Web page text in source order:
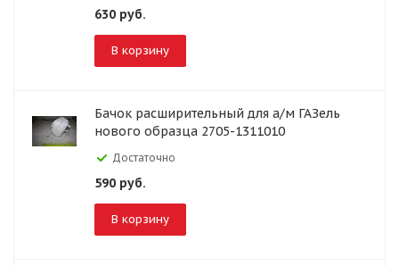
630 руб.
В корзину
Бачок расширительный для а/м ГАЗель
нового образца 2705-1311010
Достаточно
590 руб.
В корзину